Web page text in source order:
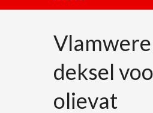
deksel
olievat